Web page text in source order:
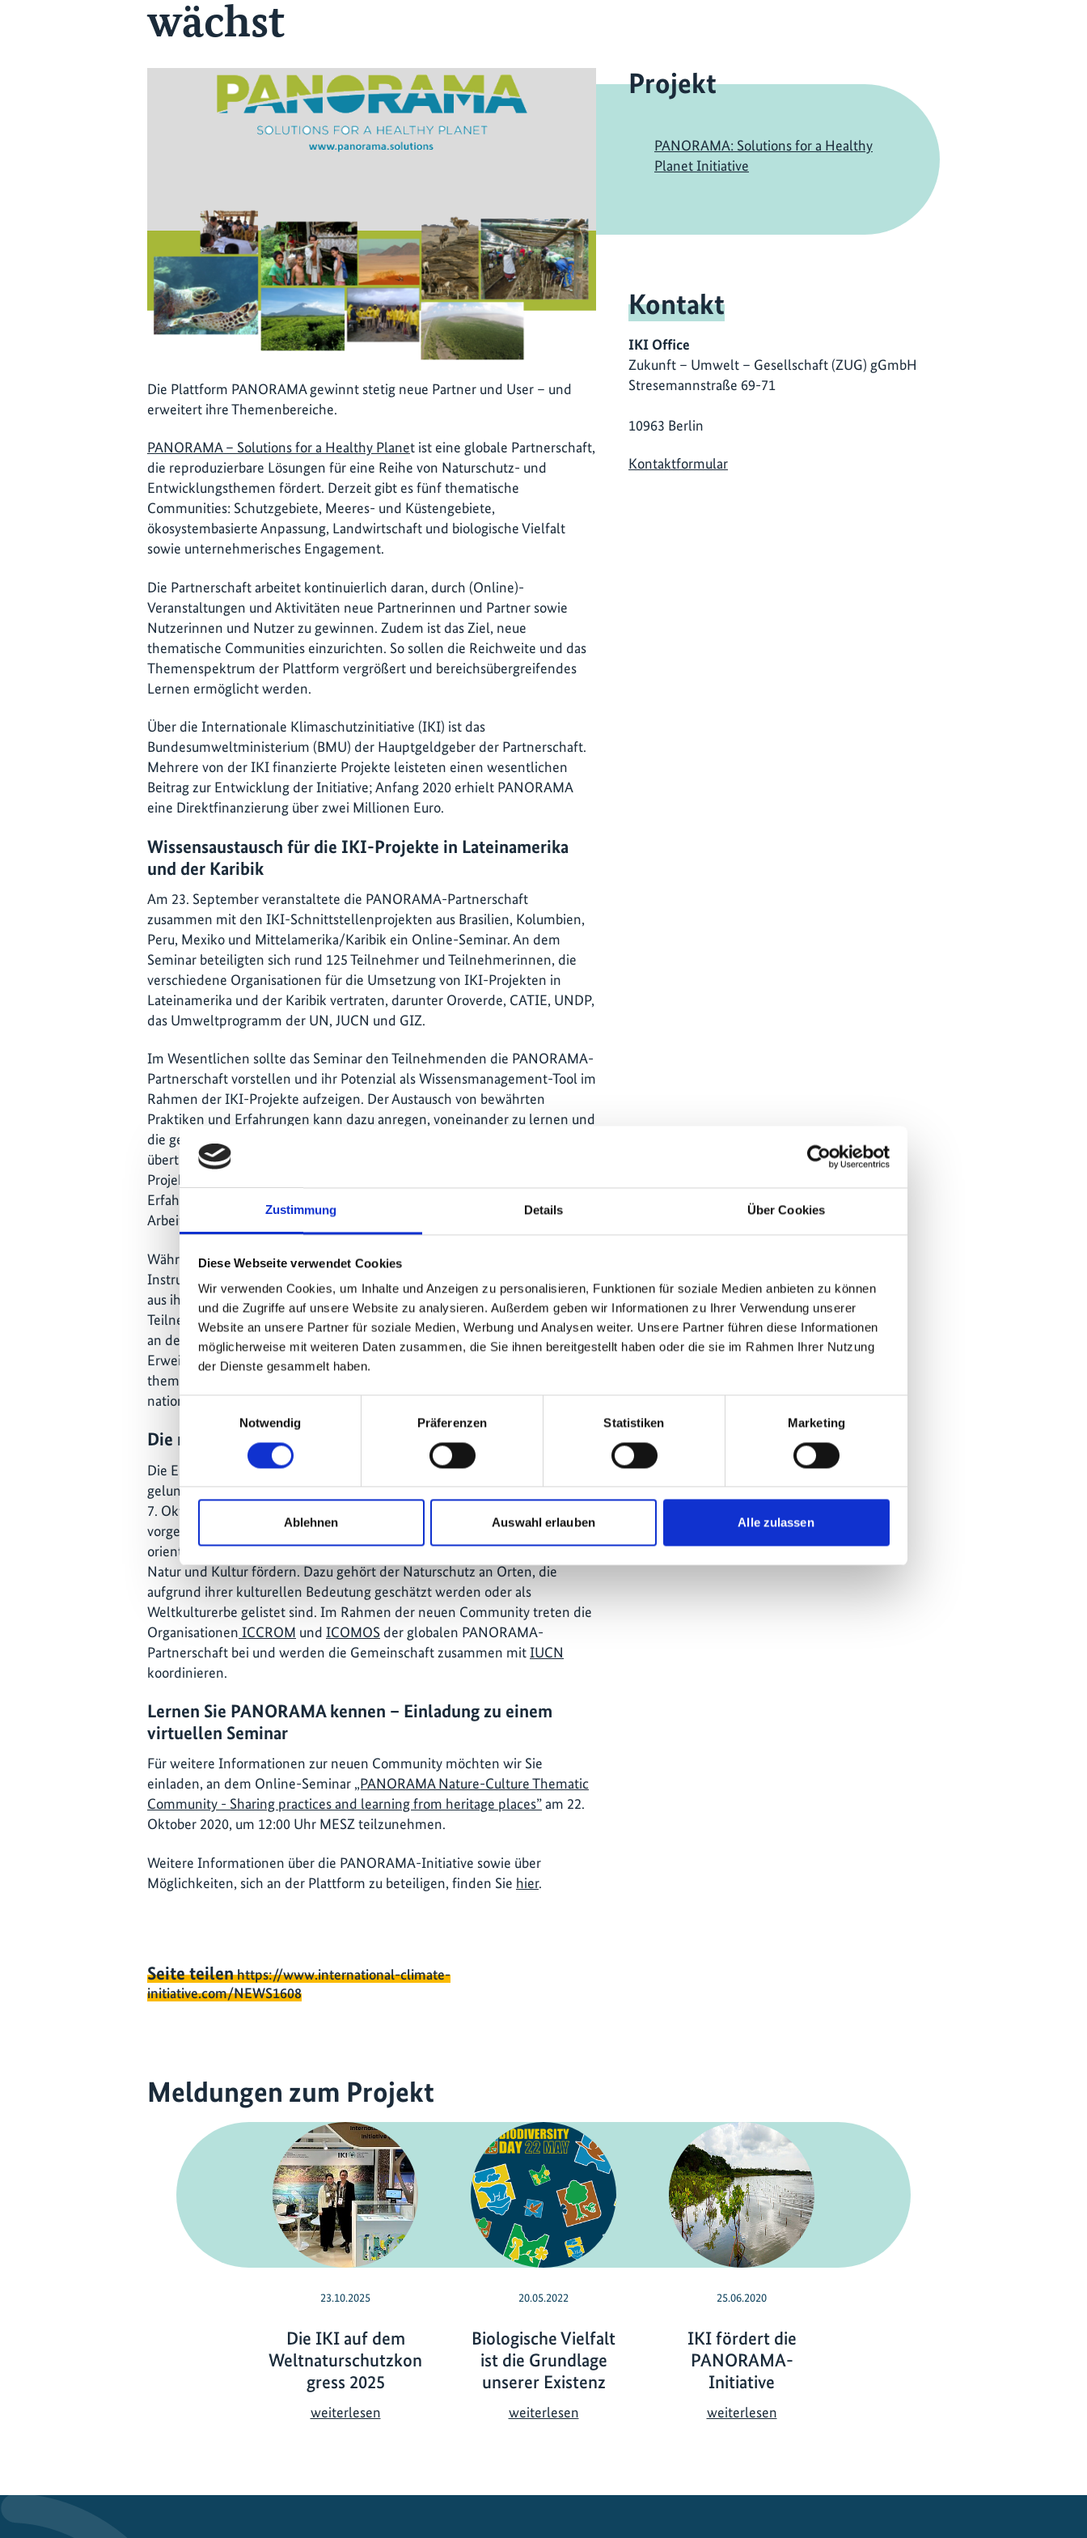
Zustimmung Details Über Cookies
Diese Webseite verwendet Cookies
Wir verwenden Cookies, um Inhalte und Anzeigen zu personalisieren, Funktionen für soziale Medien anbieten zu können
und die Zugriffe auf unsere Website zu analysieren. Außerdem geben wir Informationen zu Ihrer Verwendung unserer
Website an unsere Partner für soziale Medien, Werbung und Analysen weiter. Unsere Partner führen diese Informationen
möglicherweise mit weiteren Daten zusammen, die Sie ihnen bereitgestellt haben oder die sie im Rahmen Ihrer Nutzung
der Dienste gesammelt haben.
Einwilligungsauswahl
Notwendig
Präferenzen Statistiken Marketing
Ablehnen Auswahl erlauben Alle zulassen
wächst
Die Plattform PANORAMA gewinnt stetig neue Partner und User – und
erweitert ihre Themenbereiche.
PANORAMA – Solutions for a Healthy Planet ist eine globale Partnerschaft,
die reproduzierbare Lösungen für eine Reihe von Naturschutz- und
Entwicklungsthemen fördert. Derzeit gibt es fünf thematische
Communities: Schutzgebiete, Meeres- und Küstengebiete,
ökosystembasierte Anpassung, Landwirtschaft und biologische Vielfalt
sowie unternehmerisches Engagement.
Die Partnerschaft arbeitet kontinuierlich daran, durch (Online)-
Veranstaltungen und Aktivitäten neue Partnerinnen und Partner sowie
Nutzerinnen und Nutzer zu gewinnen. Zudem ist das Ziel, neue
thematische Communities einzurichten. So sollen die Reichweite und das
Themenspektrum der Plattform vergrößert und bereichsübergreifendes
Lernen ermöglicht werden.
Über die Internationale Klimaschutzinitiative (IKI) ist das
Bundesumweltministerium (BMU) der Hauptgeldgeber der Partnerschaft.
Mehrere von der IKI finanzierte Projekte leisteten einen wesentlichen
Beitrag zur Entwicklung der Initiative; Anfang 2020 erhielt PANORAMA
eine Direktfinanzierung über zwei Millionen Euro.
Wissensaustausch für die IKI-Projekte in Lateinamerika
und der Karibik
Am 23. September veranstaltete die PANORAMA-Partnerschaft
zusammen mit den IKI-Schnittstellenprojekten aus Brasilien, Kolumbien,
Peru, Mexiko und Mittelamerika/Karibik ein Online-Seminar. An dem
Seminar beteiligten sich rund 125 Teilnehmer und Teilnehmerinnen, die
verschiedene Organisationen für die Umsetzung von IKI-Projekten in
Lateinamerika und der Karibik vertraten, darunter Oroverde, CATIE, UNDP,
das Umweltprogramm der UN, JUCN und GIZ.
Im Wesentlichen sollte das Seminar den Teilnehmenden die PANORAMA-
Partnerschaft vorstellen und ihr Potenzial als Wissensmanagement-Tool im
Rahmen der IKI-Projekte aufzeigen. Der Austausch von bewährten
Praktiken und Erfahrungen kann dazu anregen, voneinander zu lernen und
die gewonnenen Erkenntnisse auf andere Bereiche und Länder zu
übertragen. Die Nutzung der PANORAMA-Initiative bietet
Projektdurchführenden ein großes Potenzial, um den Wissens- und
Erfahrungsaustausch innerhalb der verschiedenen thematischen
Arbeitsfelder zu fördern.
Während des Seminars konnten die Teilnehmenden PANORAMA aktiv als
Instrument zur Suche nach bestehenden Lösungen nutzen und Lösungen
aus ihrer Arbeit in die Plattform einzubringen. Insgesamt zeigten die
Teilnehmenden großes Interesse an der Plattform und den Möglichkeiten,
an der PANORAMA-Initiative teilzunehmen und darüber hinaus an der
Erweiterung von PANORAMA mitzuwirken - hin zu einer neuen
thematischen Gemeinschaft für den Klimaschutz und zur Umsetzung von
national bestimmten Klimaschutzbeiträgen (NDC).
Die neue thematische Community Natur-Kultur
Die Einführung der neuen thematischen Community Natur-Kultur ist ein
gelungenes Beispiel für eine Erweiterung von PANORAMA. Sie wurde am
7. Oktober 2020 im Rahmen des
vorgestellt. Die Community wird ortsbezogene und am Menschen
orientierte Lösungen mit einem Schwerpunkt auf der Beziehung zwischen
Natur und Kultur fördern. Dazu gehört der Naturschutz an Orten, die
aufgrund ihrer kulturellen Bedeutung geschätzt werden oder als
Weltkulturerbe gelistet sind. Im Rahmen der neuen Community treten die
Organisationen ICCROM und ICOMOS der globalen PANORAMA-
Partnerschaft bei und werden die Gemeinschaft zusammen mitIUCN
koordinieren.
Lernen Sie PANORAMA kennen – Einladung zu einem
virtuellen Seminar
Für weitere Informationen zur neuen Community möchten wir Sie
einladen, an dem Online-Seminar „PANORAMA Nature-Culture Thematic
Community - Sharing practices and learning from heritage places”am 22.
Oktober 2020, um 12:00 Uhr MESZ teilzunehmen.
Weitere Informationen über die PANORAMA-Initiative sowie über
Möglichkeiten, sich an der Plattform zu beteiligen, finden Sie hier.
Seite teilenhttps://www.international-climate-
initiative.com/NEWS1608
Projekt
PANORAMA: Solutions for a Healthy
Planet Initiative
Kontakt
IKI Office
Zukunft – Umwelt – Gesellschaft (ZUG) gGmbH
Stresemannstraße 69-71
10963 Berlin
Kontaktformular
Meldungen zum Projekt
23.10.2025
Die IKI auf dem
Weltnaturschutzkon
gress 2025
weiterlesenD
K
20.05.2022
Biologische Vielfalt
ist die Grundlage
unserer Existenz
weiterlesenB
o
25.06.2020
IKI fördert die
PANORAMA-
Initiative
weiterlesenI
ö